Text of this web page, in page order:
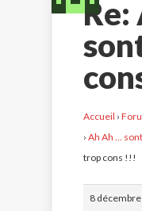
Re:
Accueil ›
› Ah Ah …
trop cons !!!
8